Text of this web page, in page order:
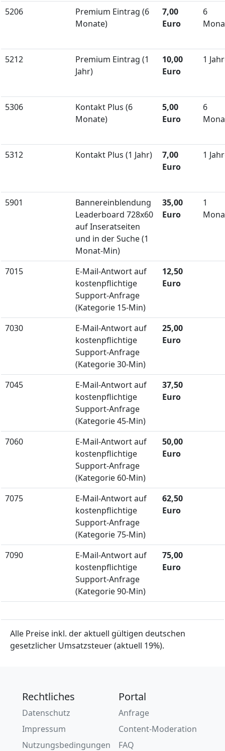
5206
Premium Eintrag (6
Monate)
7,00
Euro
6
5212
Premium Eintrag (1
Jahr)
10,00
Euro
1
5306
Kontakt Plus (6
Monate)
5,00
Euro
6
5312 Kontakt Plus (1 Jahr)
7,00
Euro
1
5901
Bannereinblendung
Leaderboard 728x60
auf Inseratseiten
und in der Suche (1
Monat-Min)
35,00
Euro
1
7015
E-Mail-Antwort auf
kostenpflichtige
Support-Anfrage
(Kategorie 15-Min)
12,50
Euro
7030
E-Mail-Antwort auf
kostenpflichtige
Support-Anfrage
(Kategorie 30-Min)
25,00
Euro
7045
E-Mail-Antwort auf
kostenpflichtige
Support-Anfrage
(Kategorie 45-Min)
37,50
Euro
7060
E-Mail-Antwort auf
kostenpflichtige
Support-Anfrage
(Kategorie 60-Min)
50,00
Euro
7075
E-Mail-Antwort auf
kostenpflichtige
Support-Anfrage
(Kategorie 75-Min)
62,50
Euro
7090
E-Mail-Antwort auf
kostenpflichtige
Support-Anfrage
(Kategorie 90-Min)
75,00
Euro
Alle Preise inkl. der aktuell gültigen deutschen
gesetzlicher Umsatzsteuer (aktuell 19%).
Rechtliches
Datenschutz
Impressum
Nutzungsbedingungen
Portal
Anfrage
Content-Moderation
FAQ